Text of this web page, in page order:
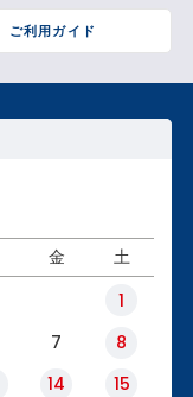
ご利用ガイド
へ
金 土
1
7
8
14
15